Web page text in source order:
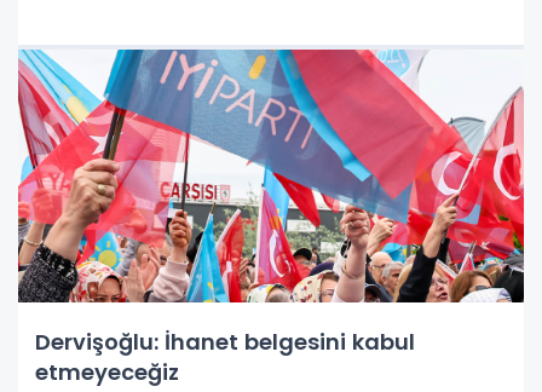
Dervişoğlu: İhanet belgesini kabul
etmeyeceğiz